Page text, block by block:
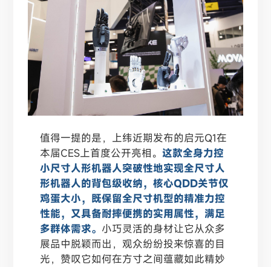
值得一提的是， 上纬近期发布的启元Q1在
本届CES上首度公开亮相。这款全身力控
小尺寸人形机器人突破性地实现全尺寸人
形机器人的背包级收纳，核心QDD关节仅
鸡蛋大小，既保留全尺寸机型的精准力控
性能，又具备耐摔便携的实用属性，满足
多群体需求。 小巧灵活的身材让它从众多
展品中脱颖而出，观众纷纷投来惊喜的目
光，赞叹它如何在方寸之间蕴藏如此精妙